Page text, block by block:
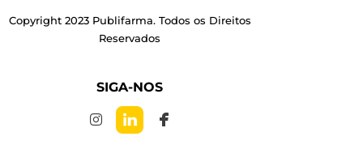
Copyright 2023 Publifarma. Todos os Direitos
Reservados
SIGA-NOS